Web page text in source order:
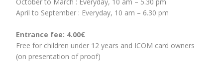
April to September : Everyday, 10 am – 6.30 pm
Entrance fee: 4.00€
Free for children under 12 years and ICOM card owners
(on presentation of proof)